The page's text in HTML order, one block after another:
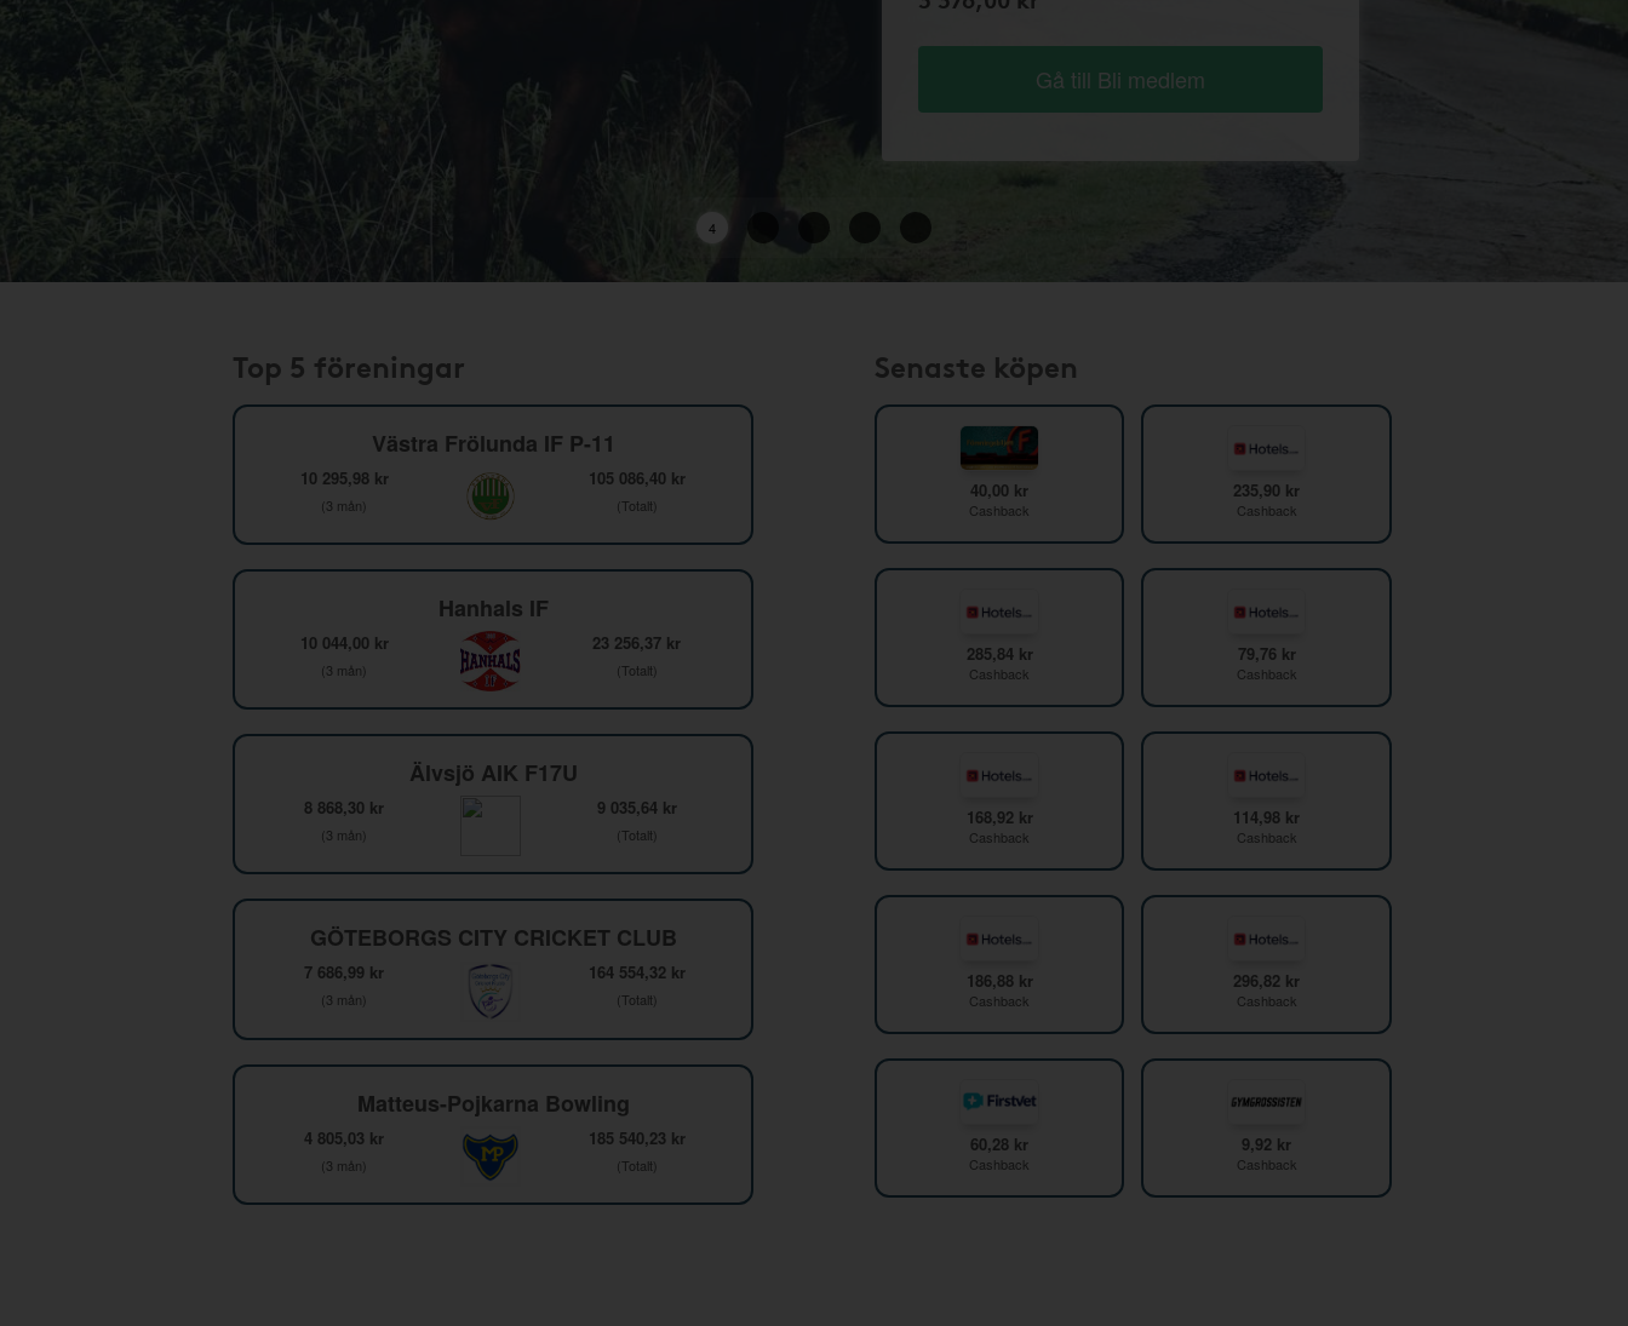
Gå till Bli medlem
2
Top 5 föreningar
Västra Frölunda IF P-11
10 295,98 kr
(3 mån)
105 086,40 kr
(Totalt)
Hanhals IF
10 044,00 kr
(3 mån)
23 256,37 kr
(Totalt)
Älvsjö AIK F17U
8 868,30 kr
(3 mån)
9 035,64 kr
(Totalt)
GÖTEBORGS CITY CRICKET CLUB
7 686,99 kr
(3 mån)
164 554,32 kr
(Totalt)
Matteus-Pojkarna Bowling
4 805,03 kr
(3 mån)
185 540,23 kr
(Totalt)
Senaste köpen
40,00 kr
Cashback
235,90 kr
Cashback
285,84 kr
Cashback
79,76 kr
Cashback
168,92 kr
Cashback
114,98 kr
Cashback
186,88 kr
Cashback
296,82 kr
Cashback
60,28 kr
Cashback
9,92 kr
Cashback